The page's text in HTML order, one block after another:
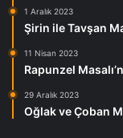
1 Aralık 2023
Şirin ile Tavşan
11 Nisan 2023
Rapunzel
29 Aralık 2023
Oğlak ve Çoban